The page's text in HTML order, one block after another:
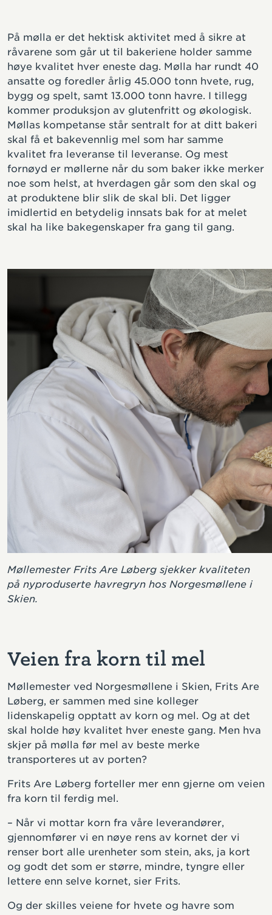
På mølla er det hektisk aktivitet med å sikre at
råvarene som går ut til bakeriene holder samme
høye kvalitet hver eneste dag. Mølla har rundt 40
ansatte og foredler årlig 45.000 tonn hvete, rug,
bygg og spelt, samt 13.000 tonn havre. I tillegg
kommer produksjon av glutenfritt og økologisk.
Møllas kompetanse står sentralt for at ditt bakeri
skal få et bakevennlig mel som har samme
kvalitet fra leveranse til leveranse. Og mest
fornøyd er møllerne når du som baker ikke merker
noe som helst, at hverdagen går som den skal og
at produktene blir slik de skal bli. Det ligger
imidlertid en betydelig innsats bak for at melet
skal ha like bakegenskaper fra gang til gang.
Møllemester Frits Are Løberg sjekker kvaliteten
på nyproduserte havregryn hos Norgesmøllene i
Skien.
Veien fra korn til mel
Møllemester ved Norgesmøllene i Skien, Frits Are
Løberg, er sammen med sine kolleger
lidenskapelig opptatt av korn og mel. Og at det
skal holde høy kvalitet hver eneste gang. Men hva
skjer på mølla før mel av beste merke
transporteres ut av porten?
Frits Are Løberg forteller mer enn gjerne om veien
fra korn til ferdig mel.
– Når vi mottar korn fra våre leverandører,
gjennomfører vi en nøye rens av kornet der vi
renser bort alle urenheter som stein, aks, ja kort
og godt det som er større, mindre, tyngre eller
lettere enn selve kornet, sier Frits.
Og der skilles veiene for hvete og havre som